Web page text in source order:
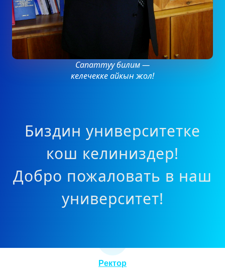
Сапаттуу билим —
келечекке айкын жол!
Биздин университетке
кош келиниздер!
Добро пожаловать в наш
университет!
Ректор